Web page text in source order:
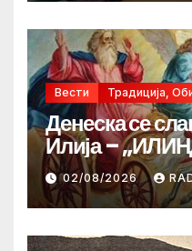
Вести Традиција,
Денеска се
Илија –
02/08/2026